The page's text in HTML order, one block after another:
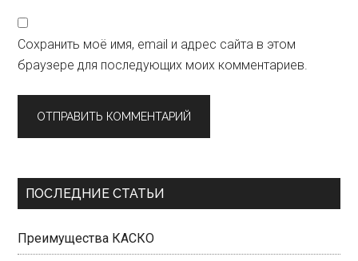
Сохранить моё имя, email и адрес сайта в этом
браузере для последующих моих комментариев.
Primary
ПОСЛЕДНИЕ СТАТЬИ
Преимущества КАСКО